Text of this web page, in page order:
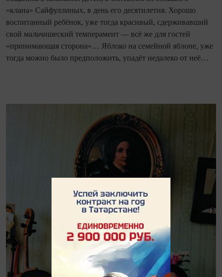
«клана» Сайфуллиных, в день его десятилетия. Хорошо
воспитанный ребёнок, уже тогда красивый, сдерживавший
свой мальчишеский темперамент — всё же для гостей
«принимающая сторона»… Яблоко на семейной яблоне, уже
тогда можно было предположить, упадёт недалеко от неё…